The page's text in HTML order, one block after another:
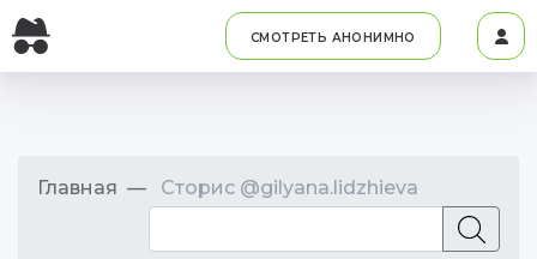
СМОТРЕТЬ АНОНИМНО
Главная Сторис @gilyana.lidzhieva